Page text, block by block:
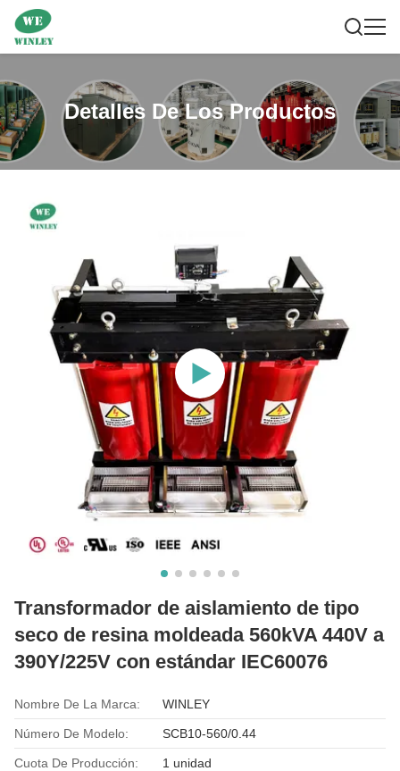
Detalles De Los Productos
Transformador de aislamiento de tipo
seco de resina moldeada 560kVA 440V a
390Y/225V con estándar IEC60076
Nombre De La Marca: WINLEY
Número De Modelo: SCB10-560/0.44
Cuota De Producción: 1 unidad